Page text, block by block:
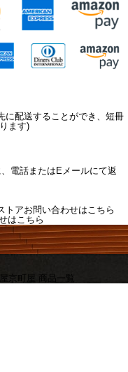
に配送することができ、短冊
ます)
電話またはEメールにて返
トアお問い合わせはこちら
はこちら
京町屋 商品一覧